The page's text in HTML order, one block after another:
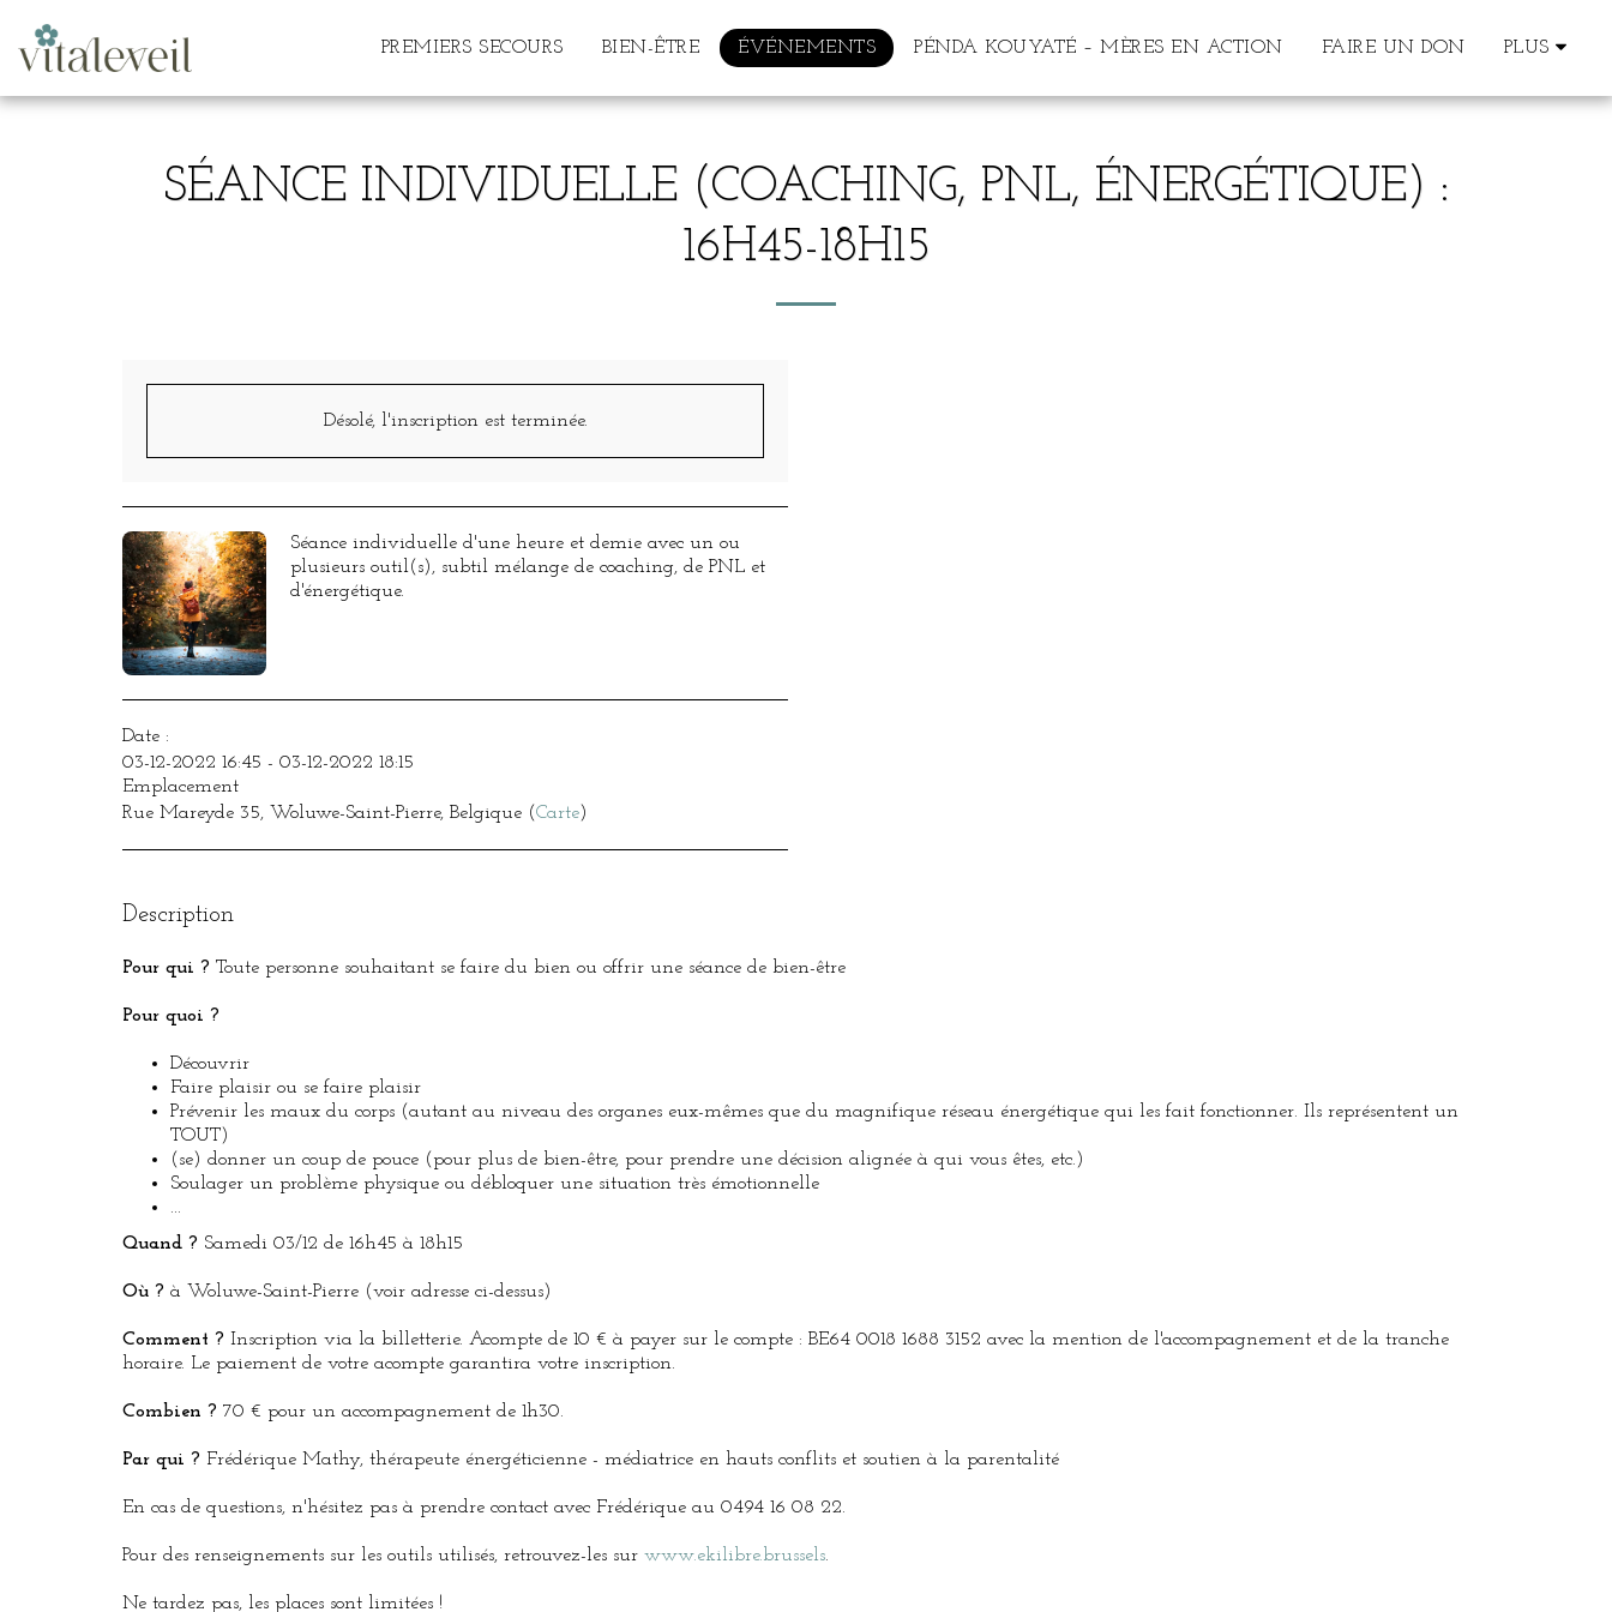
PREMIERS SECOURS BIEN-ÊTRE ÉVÉNEMENTS PÉNDA KOUYATÉ – MÈRES EN ACTION FAIRE UN DON PLUS
SÉANCE INDIVIDUELLE (COACHING, PNL, ÉNERGÉTIQUE) :
16H45-18H15
Désolé, l'inscription est terminée.
Séance individuelle d'une heure et demie avec un ou
plusieurs outil(s), subtil mélange de coaching, de PNL et
d'énergétique.
Date :
03-12-2022 16:45 - 03-12-2022 18:15
Emplacement
Rue Mareyde 35, Woluwe-Saint-Pierre, Belgique (Carte)
Description
Pour qui ? Toute personne souhaitant se faire du bien ou offrir une séance de bien-être
Pour quoi ?
Découvrir
Faire plaisir ou se faire plaisir
Prévenir les maux du corps (autant au niveau des organes eux-mêmes que du magnifique réseau énergétique qui les fait fonctionner. Ils représentent un
TOUT)
(se) donner un coup de pouce (pour plus de bien-être, pour prendre une décision alignée à qui vous êtes, etc.)
Soulager un problème physique ou débloquer une situation très émotionnelle
...
Quand ? Samedi 03/12 de 16h45 à 18h15
Où ? à Woluwe-Saint-Pierre (voir adresse ci-dessus)
Comment ? Inscription via la billetterie. Acompte de 10 € à payer sur le compte : BE64 0018 1688 3152 avec la mention de l'accompagnement et de la tranche
horaire. Le paiement de votre acompte garantira votre inscription.
Combien ? 70 € pour un accompagnement de 1h30.
Par qui ? Frédérique Mathy, thérapeute énergéticienne - médiatrice en hauts conflits et soutien à la parentalité
En cas de questions, n'hésitez pas à prendre contact avec Frédérique au 0494 16 08 22.
Pour des renseignements sur les outils utilisés, retrouvez-les sur www.ekilibre.brussels.
Ne tardez pas, les places sont limitées !